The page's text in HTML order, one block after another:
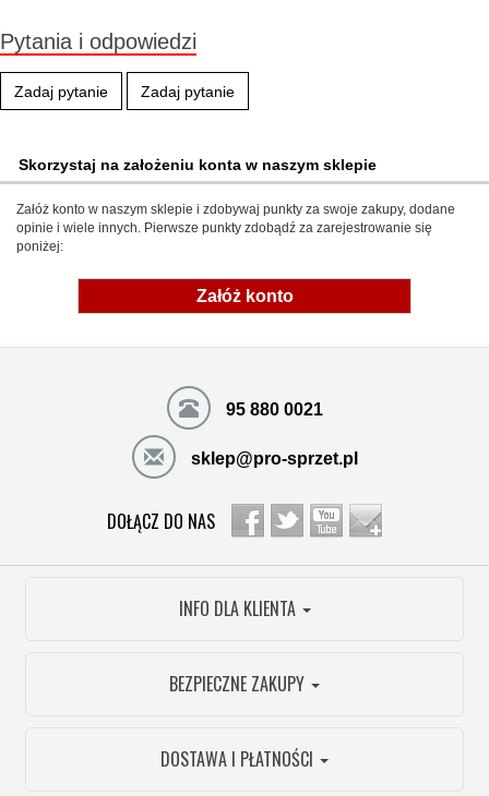
Pytania i odpowiedzi
Zadaj pytanie Zadaj pytanie
Skorzystaj na założeniu konta w naszym sklepie
Załóż konto w naszym sklepie i zdobywaj punkty za swoje zakupy, dodane
opinie i wiele innych. Pierwsze punkty zdobądź za zarejestrowanie się
poniżej:
Załóż konto
95 880 0021
sklep@pro-sprzet.pl
DOŁĄCZ DO NAS
INFO DLA KLIENTA
BEZPIECZNE ZAKUPY
DOSTAWA I PŁATNOŚCI